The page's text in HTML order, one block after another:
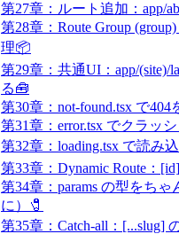
第27章：ルート追加：app/
第28章：Route Group
理📦
第29章：共通UI：app/(site)/
る🧰
第30章：not-found.tsx で404
第31章：error.tsx でクラッ
第32章：loading.tsx で読み
第33章：Dynamic Route：
第34章：params の型をち
に）🧷
第35章：Catch-all：[...slug]